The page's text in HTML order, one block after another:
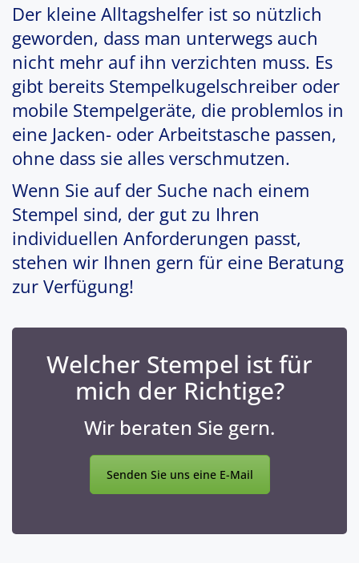
Der kleine Alltagshelfer ist so nützlich
geworden, dass man unterwegs auch
nicht mehr auf ihn verzichten muss. Es
gibt bereits Stempelkugelschreiber oder
mobile Stempelgeräte, die problemlos in
eine Jacken- oder Arbeitstasche passen,
ohne dass sie alles verschmutzen.
Wenn Sie auf der Suche nach einem
Stempel sind, der gut zu Ihren
individuellen Anforderungen passt,
stehen wir Ihnen gern für eine Beratung
zur Verfügung!
Welcher Stempel ist für
mich der Richtige?
Wir beraten Sie gern.
Senden Sie uns eine E-Mail